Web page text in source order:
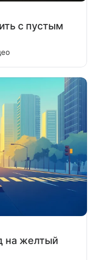
с пустым
на желтый